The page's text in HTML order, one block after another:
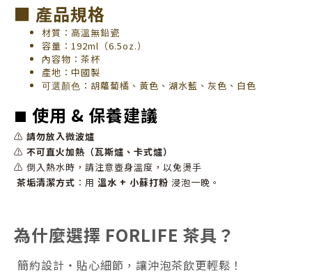
■ 產品規格
材質：高溫無鉛瓷
容量：192ml（6.5oz.）
內容物：茶杯
產地：中國製
可選顏色 ：胡蘿蔔橘、黃色、湖水藍、灰色、白色
■ 使用 & 保養建議
⚠ 請勿放入微波爐
⚠ 不可直火加熱（瓦斯爐、卡式爐）
⚠ 倒入熱水時，請注意壺身溫度，以免燙手
茶垢清潔方式 ：用 溫水 + 小蘇打粉 浸泡一晚。
為什麼選擇 FORLIFE 茶具？
簡約設計・貼心細節，讓沖泡茶飲更輕鬆！